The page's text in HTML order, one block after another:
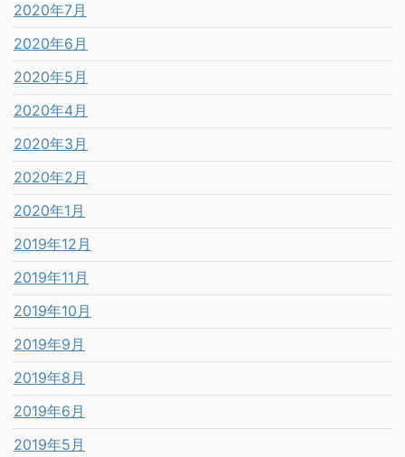
2020年7月
2020年6月
2020年5月
2020年4月
2020年3月
2020年2月
2020年1月
2019年12月
2019年11月
2019年10月
2019年9月
2019年8月
2019年6月
2019年5月